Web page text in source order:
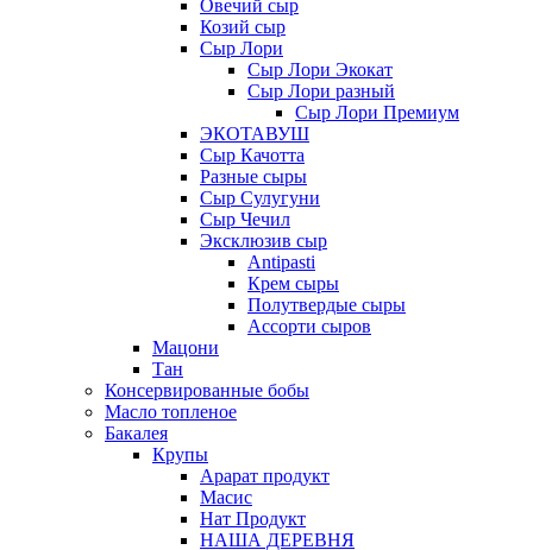
Овечий сыр
Козий сыр
Сыр Лори
Сыр Лори Экокат
Сыр Лори разный
Сыр Лори Премиум
ЭКОТАВУШ
Сыр Качотта
Разные сыры
Сыр Сулугуни
Сыр Чечил
Эксклюзив сыр
Antipasti
Крем сыры
Полутвердые сыры
Ассорти сыров
Мацони
Тан
Консервированные бобы
Масло топленое
Бакалея
Крупы
Арарат продукт
Масис
Нат Продукт
НАША ДЕРЕВНЯ